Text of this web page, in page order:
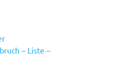
– Liste –